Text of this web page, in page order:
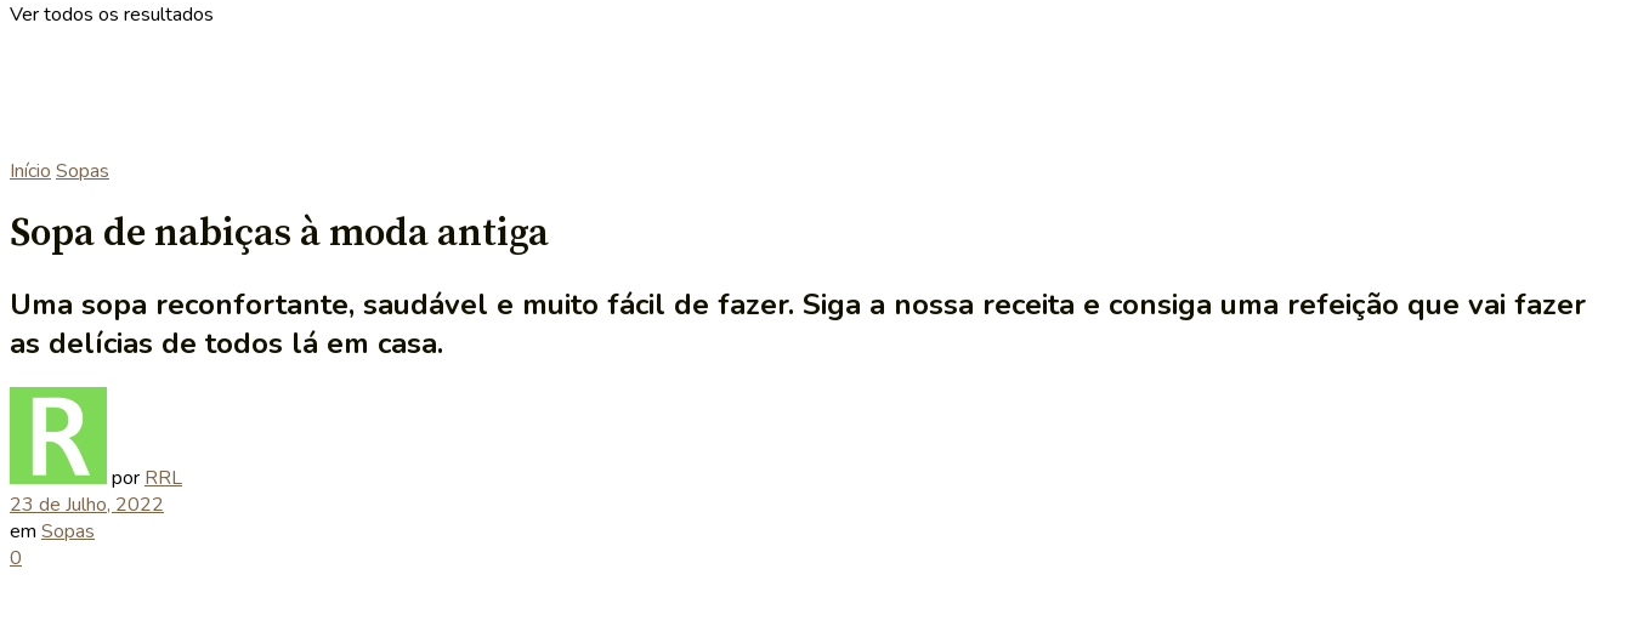
Ver todos os resultados
Início Sopas
Sopa de nabiças à moda antiga
Uma sopa reconfortante, saudável e muito fácil de fazer. Siga a nossa receita e consiga uma refeição que vai fazer
as delícias de todos lá em casa.
por RRL
23 de Julho, 2022
em Sopas
0